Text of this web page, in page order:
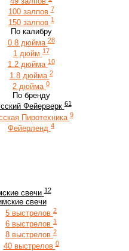
100 залпов 7
150 залпов 1
По калибру
0.8 дюйма 28
1 дюйм 17
1.2 дюйма 10
1.8 дюйма 2
2 дюйма 0
По бренду
Фейерверк 61
Пиротехника 9
Фейерленд 4
свечи 12
свечи
5 выстрелов 2
6 выстрелов 1
8 выстрелов 2
40 выстрелов 0